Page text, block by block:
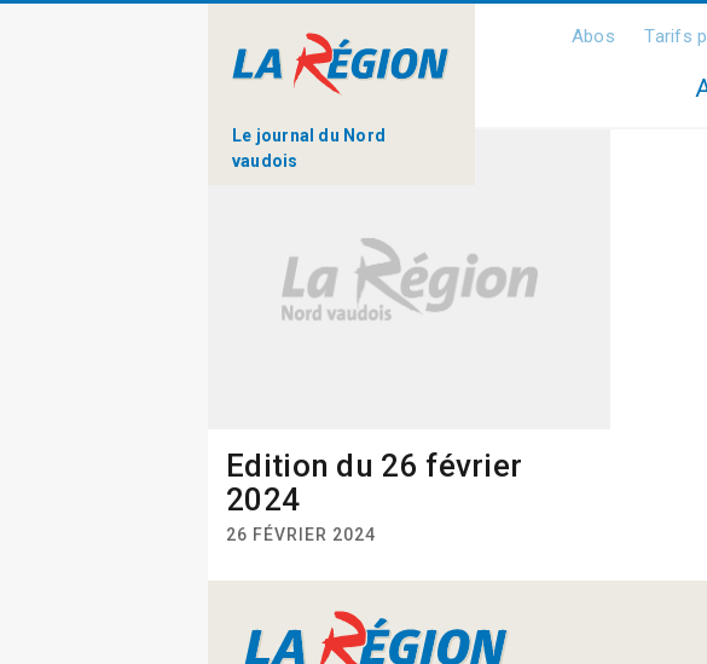
Le journal du Nord
vaudois
Abos Tarifs
Edition du 26 février
2024
26 FÉVRIER 2024